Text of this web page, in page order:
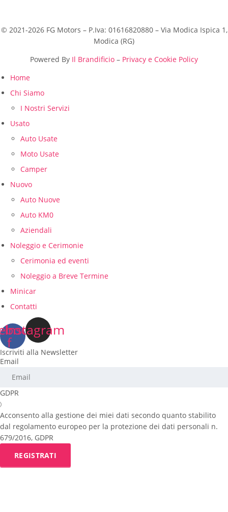
© 2021-2026 FG Motors – P.Iva: 01616820880 – Via Modica Ispica 1,
Modica (RG)
Powered By Il Brandificio – Privacy e Cookie Policy
Home
Chi Siamo
I Nostri Servizi
Usato
Auto Usate
Moto Usate
Camper
Nuovo
Auto Nuove
Auto KM0
Aziendali
Noleggio e Cerimonie
Cerimonia ed eventi
Noleggio a Breve Termine
Minicar
Contatti
f
Instagram
Iscriviti alla Newsletter
Email
GDPR
Acconsento alla gestione dei miei dati secondo quanto stabilito
dal regolamento europeo per la protezione dei dati personali n.
679/2016, GDPR
REGISTRATI